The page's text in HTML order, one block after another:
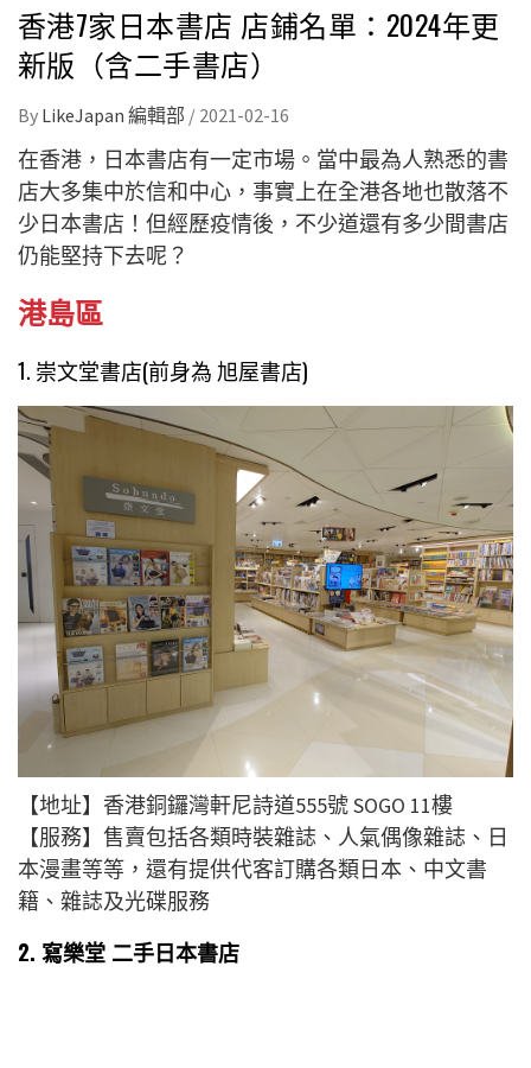
香港7家日本書店 店鋪名單：2024年更
新版（含二手書店）
By LikeJapan 編輯部 / 2021-02-16
在香港，日本書店有一定市場。當中最為人熟悉的書
店大多集中於信和中心，事實上在全港各地也散落不
少日本書店！但經歷疫情後，不少道還有多少間書店
仍能堅持下去呢？
港島區
1. 崇文堂書店(前身為 旭屋書店)
【地址】香港銅鑼灣軒尼詩道555號 SOGO 11樓
【服務】售賣包括各類時裝雜誌、人氣偶像雜誌、日
本漫畫等等，還有提供代客訂購各類日本、中文書
籍、雜誌及光碟服務
2. 寫樂堂 二手日本書店